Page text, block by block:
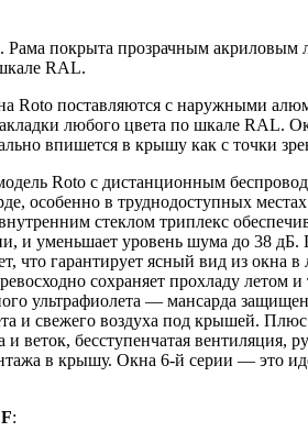
Рама покрыта прозрачным
RAL.
Roto поставляются с наружными
любого цвета по шкале RAL.
впишется в крышу как с точки
Roto с дистанционным
особенно в труднодоступных
стеклом триплекс
и уменьшает уровень шума до 38
что гарантирует ясный вид из окна
сохраняет прохладу
ультрафиолета — мансарда
и свежего воздуха под крышей.
веток, бесступенчатая
в крышу. Окна 6-й серии — это
: